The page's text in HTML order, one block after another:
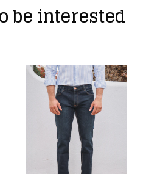
be interested
SALE